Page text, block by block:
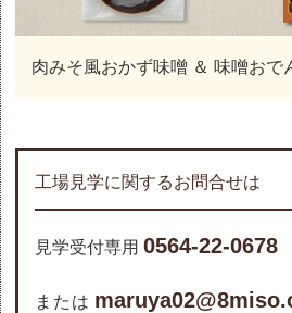
肉みそ風おかず味噌 ＆ 味噌おで
工場見学に関するお問合せは
見学受付専用0564-22-0678
または